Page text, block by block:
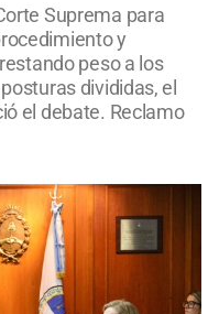
Suprema para
y
peso a los
divididas, el
el debate. Reclamo